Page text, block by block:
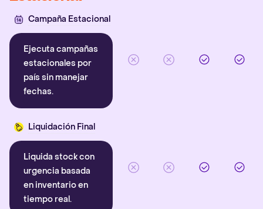
Campaña Estacional
Ejecuta campañas
estacionales por
país sin manejar
fechas.
Liquidación Final
Liquida stock con
urgencia basada
en inventario en
tiempo real.